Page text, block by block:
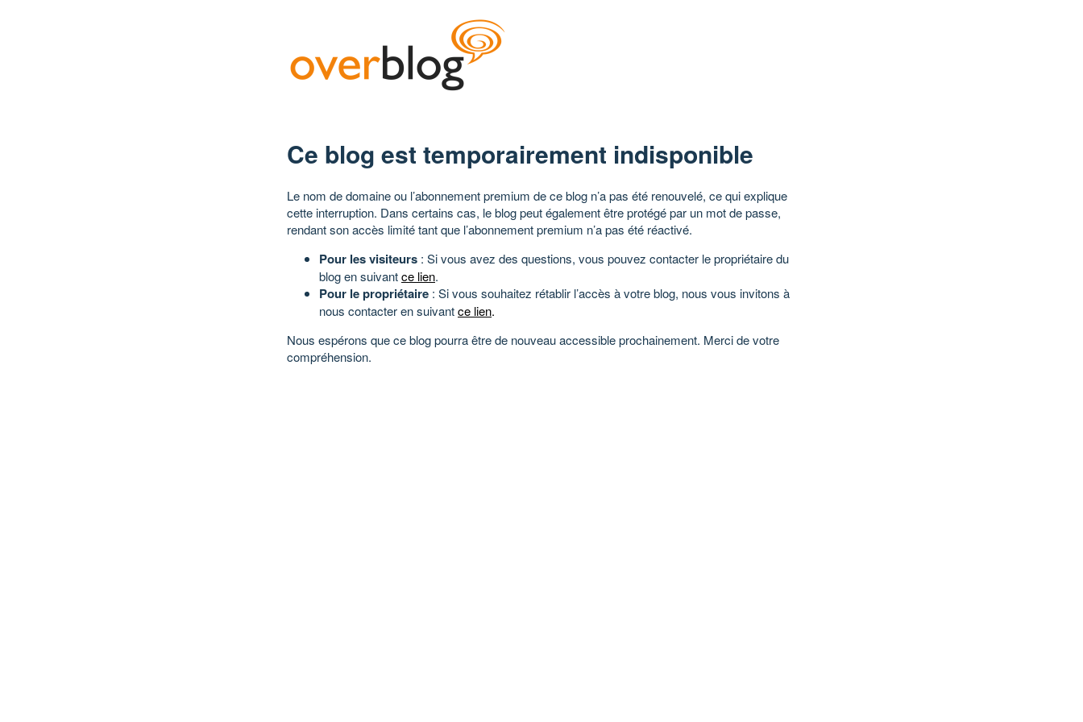
Ce blog est temporairement indisponible
Le nom de domaine ou l’abonnement premium de ce blog n’a pas été renouvelé, ce qui explique
cette interruption. Dans certains cas, le blog peut également être protégé par un mot de passe,
rendant son accès limité tant que l’abonnement premium n’a pas été réactivé.
Pour les visiteurs : Si vous avez des questions, vous pouvez contacter le propriétaire du
blog en suivantce lien.
Pour le propriétaire : Si vous souhaitez rétablir l’accès à votre blog, nous vous invitons à
nous contacter en suivantce lien.
Nous espérons que ce blog pourra être de nouveau accessible prochainement. Merci de votre
compréhension.